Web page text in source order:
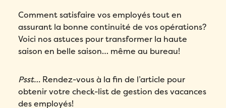
Comment satisfaire vos employés tout en
assurant la bonne continuité de vos opérations?
Voici nos astuces pour transformer la haute
saison en belle saison… même au bureau!
Psst… Rendez-vous à la fin de l’article pour
obtenir votre check-list de gestion des vacances
des employés!